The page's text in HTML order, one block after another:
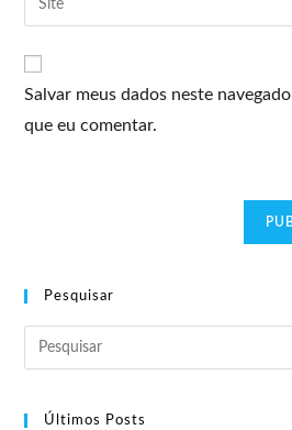
Salvar meus dados neste
que eu comentar.
Pesquisar
Últimos Posts